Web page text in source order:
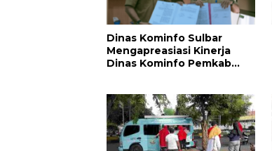
Dinas Kominfo Sulbar
Mengapreasiasi Kinerja
Dinas Kominfo Pemkab